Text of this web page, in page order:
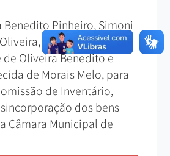
Benedito Pinheiro, Simoni
Rodrigo Trestini,
de Oliveira Benedito e
de Morais Melo, para
de Inventário,
dos bens
Câmara Municipal de